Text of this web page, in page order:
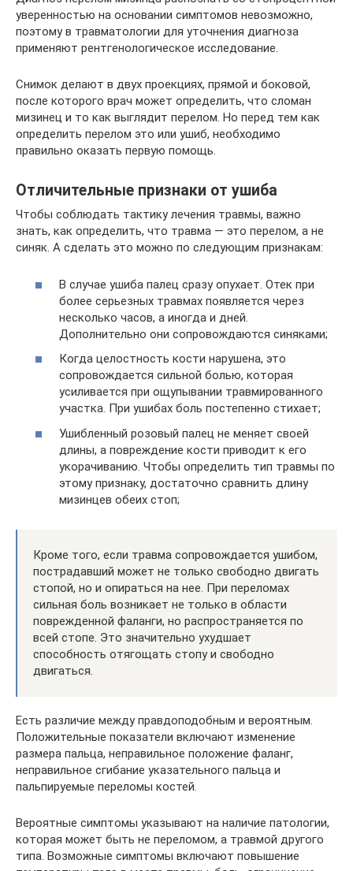
уверенностью на основании симптомов невозможно,
поэтому в травматологии для уточнения диагноза
применяют рентгенологическое исследование.
Снимок делают в двух проекциях, прямой и боковой,
после которого врач может определить, что сломан
мизинец и то как выглядит перелом. Но перед тем как
определить перелом это или ушиб, необходимо
правильно оказать первую помощь.
Отличительные признаки от ушиба
Чтобы соблюдать тактику лечения травмы, важно
знать, как определить, что травма — это перелом, а не
синяк. А сделать это можно по следующим признакам:
В случае ушиба палец сразу опухает. Отек при
более серьезных травмах появляется через
несколько часов, а иногда и дней.
Дополнительно они сопровождаются синяками;
Когда целостность кости нарушена, это
сопровождается сильной болью, которая
усиливается при ощупывании травмированного
участка. При ушибах боль постепенно стихает;
Ушибленный розовый палец не меняет своей
длины, а повреждение кости приводит к его
укорачиванию. Чтобы определить тип травмы по
этому признаку, достаточно сравнить длину
мизинцев обеих стоп;
Кроме того, если травма сопровождается ушибом,
пострадавший может не только свободно двигать
стопой, но и опираться на нее. При переломах
сильная боль возникает не только в области
поврежденной фаланги, но распространяется по
всей стопе. Это значительно ухудшает
способность отягощать стопу и свободно
двигаться.
Есть различие между правдоподобным и вероятным.
Положительные показатели включают изменение
размера пальца, неправильное положение фаланг,
неправильное сгибание указательного пальца и
пальпируемые переломы костей.
Вероятные симптомы указывают на наличие патологии,
которая может быть не переломом, а травмой другого
типа. Возможные симптомы включают повышение